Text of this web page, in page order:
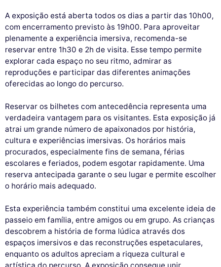
A exposição está aberta todos os dias a partir das 10h00,
com encerramento previsto às 19h00. Para aproveitar
plenamente a experiência imersiva, recomenda-se
reservar entre 1h30 e 2h de visita. Esse tempo permite
explorar cada espaço no seu ritmo, admirar as
reproduções e participar das diferentes animações
oferecidas ao longo do percurso.
Reservar os bilhetes com antecedência representa uma
verdadeira vantagem para os visitantes. Esta exposição já
atrai um grande número de apaixonados por história,
cultura e experiências imersivas. Os horários mais
procurados, especialmente fins de semana, férias
escolares e feriados, podem esgotar rapidamente. Uma
reserva antecipada garante o seu lugar e permite escolher
o horário mais adequado.
Esta experiência também constitui uma excelente ideia de
passeio em família, entre amigos ou em grupo. As crianças
descobrem a história de forma lúdica através dos
espaços imersivos e das reconstruções espetaculares,
enquanto os adultos apreciam a riqueza cultural e